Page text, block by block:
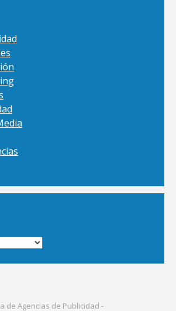
de Agencias de Publicidad -